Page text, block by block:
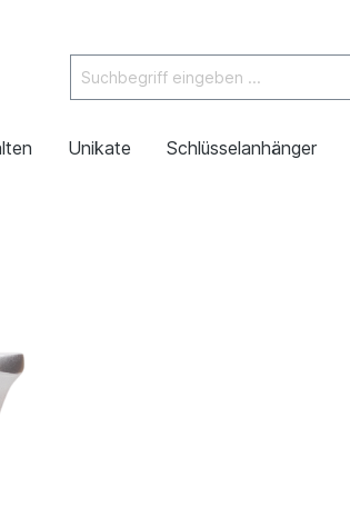
Unikate Schlüsselanhänger